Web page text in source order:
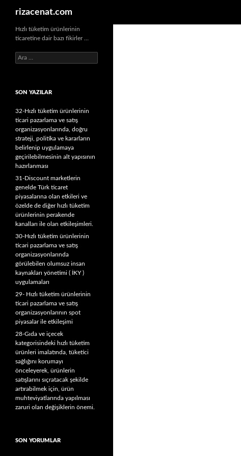
rizacenat.com
Hızlı tüketim ürünlerinin
ticaretine dair bazı fikirler …
A
r
a
SON YAZILAR
32-Hızlı tüketim ürünlerinin
ticari pazarlama ve satış
organizasyonlarında, doğru
strateji, politika ve kararların
belirlenip uygulamaya
geçirilebilmesinin alt yapısının
hazırlanması
31-Discount marketlerin
genelde Türk ticaret
piyasalarına olan etkileri ve
özelde de diğer hızlı tüketim
ürünlerinin perakende
kanalları ile olan etkileşimleri.
30-Hızlı tüketim ürünlerinin
ticari pazarlama ve satış
organizasyonlarında
görülebilen olumsuz insan
kaynakları yönetimi ( İKY )
uygulamaları
29- Hızlı tüketim ürünlerinin
ticari pazarlama ve satış
organizasyonlarının spot
piyasalar ile etkileşimi
28-Gıda ve içecek
kategorisindeki hızlı tüketim
ürünleri imalatında, tüketici
sağlığını korumayı
önceleyerek, ürünlerin
satışlarını sıçratacak şekilde
artırabilmek için, ürün
muhteviyatlarında yapılması
zaruri olan değişiklerin önemi.
SON YORUMLAR